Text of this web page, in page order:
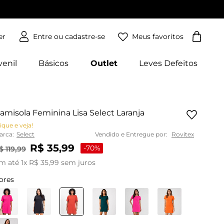
Meus favoritos
Básicos Outlet Leves Defeitos
Feminina Lisa Select Laranja
e veja!
Select Vendido e Entregue por: Rovitex
119,99 R$ 35,99 -70%
até 1x R$ 35,99 sem juros